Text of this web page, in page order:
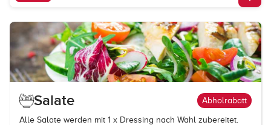
Salate Abholrabatt
Alle Salate werden mit 1 x Dressing nach Wahl zubereitet.